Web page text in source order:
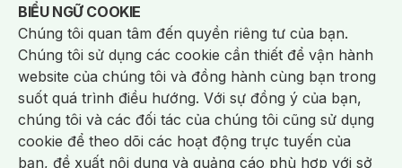
Chăm Sóc Cá Nhân
Chống Muỗi /Khẩu Trang /Máy Massage/Mặt Nạ Xông Hơi /Nước Rửa Tay/
Sản Phẩm Chăm Sóc Khác /Bàn Chải Đánh Răng /Bàn Chải Điện/
Hỗ Trợ Trắng Răng/Kem Đánh Răng /Máy Tăm Nước/ Nước Súc Miệng/
Tăm / Chỉ Nha Khoa/ Xịt Thơm Miệng / Dung Dịch Vệ Sinh/Dưỡng Vùng Kín/
Khăn Ướt Vệ Sinh Vùng Kín/Băng Vệ Sinh/Tampon/Bọt Cạo Râu /Dao Cạo Râu/
Máy Cạo Râu
Vấn Đề Về Da
Da Dầu / Lỗ Chân Lông To/ Da Khô / Mất Nước/ Da Lão Hóa/ Da Mụn/
Da Nhạy Cảm / Kích Ứng
Da Xỉn Màu Thâm / Nám / Tàn Nhang
Quầng Thâm & Bọng Mắt /Sẹo /Viêm Da Cơ Địa
Dụng Cụ / Phụ Kiện Chăm Sóc Da
BIỂU NGỮ COOKIE
Notice about cookies usage
Chúng tôi quan tâm đến quyền riêng tư của bạn.
Chúng tôi sử dụng các cookie cần thiết để vận hành
website của chúng tôi và đồng hành cùng bạn trong
suốt quá trình điều hướng. Với sự đồng ý của bạn,
chúng tôi và các đối tác của chúng tôi cũng sử dụng
cookie để theo dõi các hoạt động trực tuyến của
bạn, đề xuất nội dung và quảng cáo phù hợp với sở